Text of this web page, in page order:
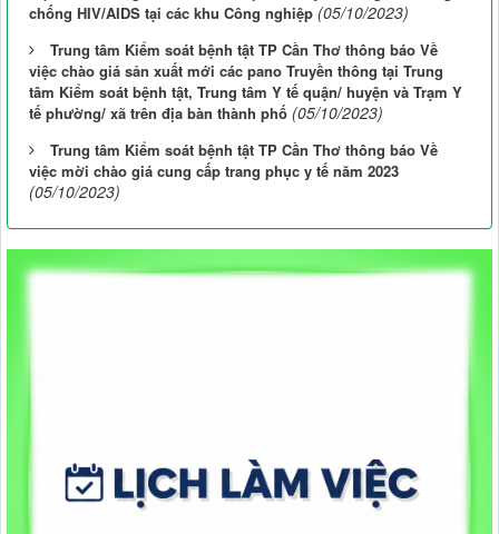
chống HIV/AIDS tại các khu Công nghiệp (05/10/2023)
Trung tâm Kiểm soát bệnh tật TP Cần Thơ thông báo Về
việc chào giá sản xuất mới các pano Truyền thông tại Trung
tâm Kiểm soát bệnh tật, Trung tâm Y tế quận/ huyện và Trạm Y
tế phường/ xã trên địa bàn thành phố (05/10/2023)
Trung tâm Kiểm soát bệnh tật TP Cần Thơ thông báo Về
việc mời chào giá cung cấp trang phục y tế năm 2023
(05/10/2023)